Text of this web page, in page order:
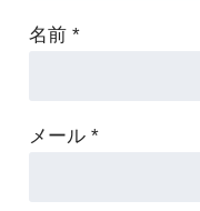
名前 *
メール *